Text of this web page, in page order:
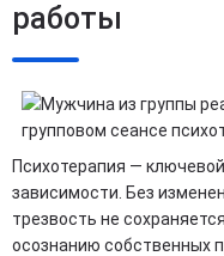
работы
Психотерапия —
зависимости. Без
трезвость не
осознанию собственных